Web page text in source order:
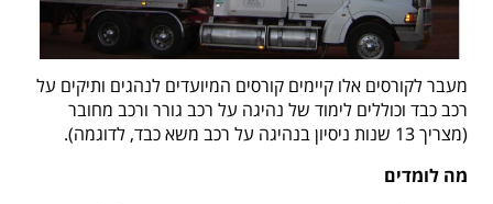
מעבר לקורסים אלו קיימים קורסים המיועדים לנהגים ותיקים על
רכב כבד וכוללים לימוד של נהיגה על רכב גורר ורכב מחובר
(מצריך 13 שנות ניסיון בנהיגה על רכב משא כבד, לדוגמה).
מה לומדים